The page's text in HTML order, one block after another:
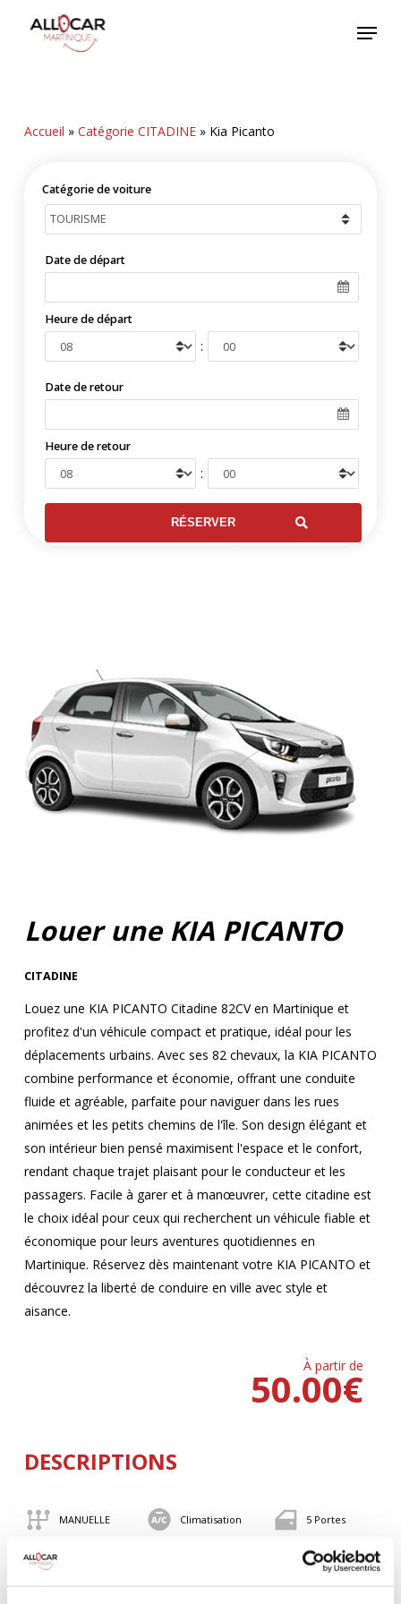
Menu
Accueil » Catégorie CITADINE» Kia Picanto
Catégorie de voiture
Date de départ
Heure de départ
:
Date de retour
Heure de retour
:
Louer une KIA PICANTO
CITADINE
Louez une KIA PICANTO Citadine 82CV en Martinique et
profitez d'un véhicule compact et pratique, idéal pour les
déplacements urbains. Avec ses 82 chevaux, la KIA PICANTO
combine performance et économie, offrant une conduite
fluide et agréable, parfaite pour naviguer dans les rues
animées et les petits chemins de l'île. Son design élégant et
son intérieur bien pensé maximisent l'espace et le confort,
rendant chaque trajet plaisant pour le conducteur et les
passagers. Facile à garer et à manœuvrer, cette citadine est
le choix idéal pour ceux qui recherchent un véhicule fiable et
économique pour leurs aventures quotidiennes en
Martinique. Réservez dès maintenant votre KIA PICANTO et
découvrez la liberté de conduire en ville avec style et
aisance.
À partir de
€
50.00
DESCRIPTIONS
MANUELLE Climatisation 5 Portes
BLUETOOTH 82 CV
Valise